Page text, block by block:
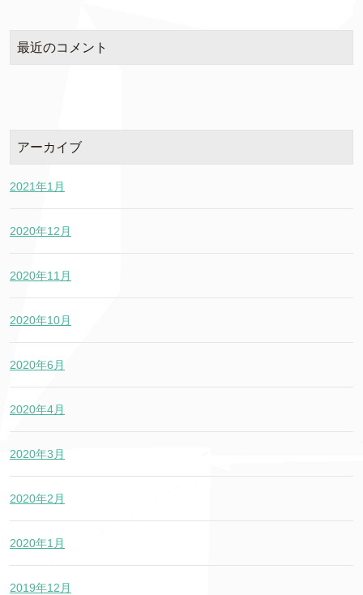
最近のコメント
アーカイブ
2021年1月
2020年12月
2020年11月
2020年10月
2020年6月
2020年4月
2020年3月
2020年2月
2020年1月
2019年12月